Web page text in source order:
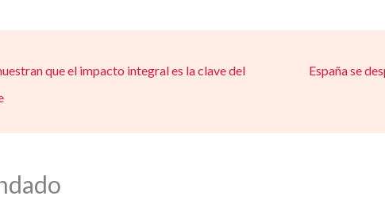
que el impacto integral es la clave del
España se